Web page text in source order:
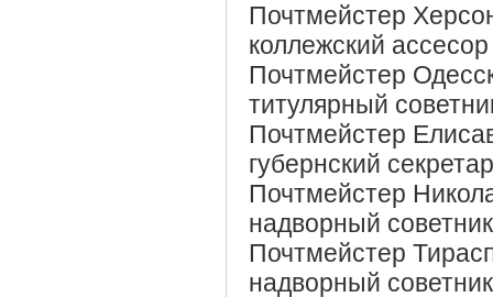
Почтмейстер
коллежский
Почтмейстер
титулярный
Почтмейстер
губернский
Почтмейстер
надворный
Почтмейстер
надворный